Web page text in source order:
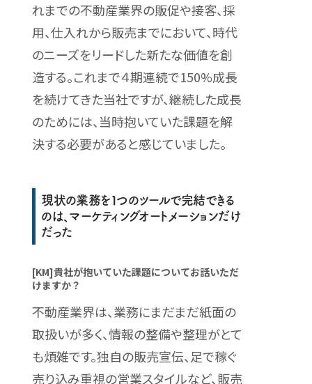
れまでの不動産業界の販促や接客、採
用、仕入れから販売までにおいて、時代
のニーズをリードした新たな価値を創
造する。これまで４期連続で150%成長
を続けてきた当社ですが、継続した成長
のためには、当時抱いていた課題を解
決する必要があると感じていました。
現状の業務を１つのツールで完結できる
のは、マーケティングオートメーションだけ
だった
[KM]貴社が抱いていた課題についてお話いただ
けますか？
不動産業界は、業務にまだまだ紙面の
取扱いが多く、情報の整備や整理がとて
も煩雑です。独自の販売宣伝、足で稼ぐ
売り込み重視の営業スタイルなど、販売